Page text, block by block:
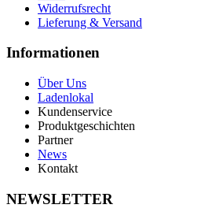
Widerrufsrecht
Lieferung & Versand
Informationen
Über Uns
Ladenlokal
Kundenservice
Produktgeschichten
Partner
News
Kontakt
NEWSLETTER